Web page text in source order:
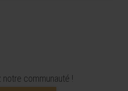
notre communauté !